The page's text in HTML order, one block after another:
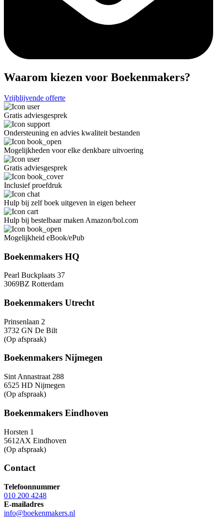
Waarom kiezen voor Boekenmakers?
Vrijblijvende offerte
Gratis adviesgesprek
Ondersteuning en advies kwaliteit bestanden
Mogelijkheden voor elke denkbare uitvoering
Gratis adviesgesprek
Inclusief proefdruk
Hulp bij zelf boek uitgeven in eigen beheer
Hulp bij bestelbaar maken Amazon/bol.com
Mogelijkheid eBook/ePub
Boekenmakers HQ
Pearl Buckplaats 37
3069BZ Rotterdam
Boekenmakers Utrecht
Prinsenlaan 2
3732 GN De Bilt
(Op afspraak)
Boekenmakers Nijmegen
Sint Annastraat 288
6525 HD Nijmegen
(Op afspraak)
Boekenmakers Eindhoven
Horsten 1
5612AX Eindhoven
(Op afspraak)
Contact
Telefoonnummer
010 200 4248
E-mailadres
info@boekenmakers.nl